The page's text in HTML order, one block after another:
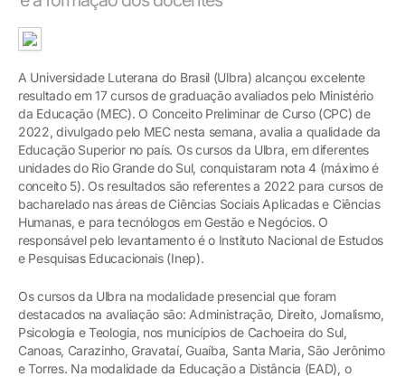
A Universidade Luterana do Brasil (Ulbra) alcançou excelente
resultado em 17 cursos de graduação avaliados pelo Ministério
da Educação (MEC). O Conceito Preliminar de Curso (CPC) de
2022, divulgado pelo MEC nesta semana, avalia a qualidade da
Educação Superior no país. Os cursos da Ulbra, em diferentes
unidades do Rio Grande do Sul, conquistaram nota 4 (máximo é
conceito 5). Os resultados são referentes a 2022 para cursos de
bacharelado nas áreas de Ciências Sociais Aplicadas e Ciências
Humanas, e para tecnólogos em Gestão e Negócios. O
responsável pelo levantamento é o Instituto Nacional de Estudos
e Pesquisas Educacionais (Inep).
Os cursos da Ulbra na modalidade presencial que foram
destacados na avaliação são: Administração, Direito, Jornalismo,
Psicologia e Teologia, nos municípios de Cachoeira do Sul,
Canoas, Carazinho, Gravataí, Guaíba, Santa Maria, São Jerônimo
e Torres. Na modalidade da Educação a Distância (EAD), o